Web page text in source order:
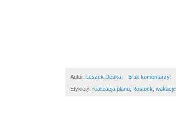
Autor: Leszek Deska Brak komentarzy:
Etykiety: realizacja planu Rostock wakacje